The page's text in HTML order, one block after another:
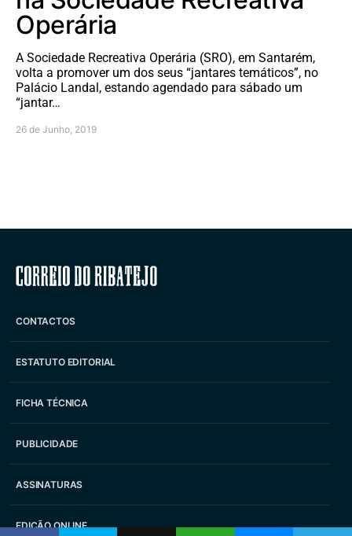
Operária
A Sociedade Recreativa Operária (SRO), em Santarém,
volta a promover um dos seus “jantares temáticos”, no
Palácio Landal, estando agendado para sábado um
“jantar…
26 de Junho, 2019
Correio do Ribatejo
CONTACTOS
ESTATUTO EDITORIAL
FICHA TÉCNICA
PUBLICIDADE
ASSINATURAS
EDIÇÃO ONLINE